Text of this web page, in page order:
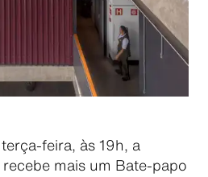
feira, às 19h, a
mais um Bate-papo